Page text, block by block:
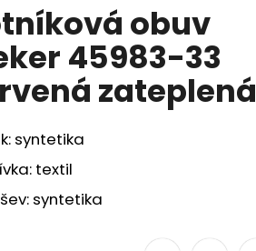
obuv
45983-33
zateplená
syntetika
textil
syntetika
ŽABKY INBLU ZO19